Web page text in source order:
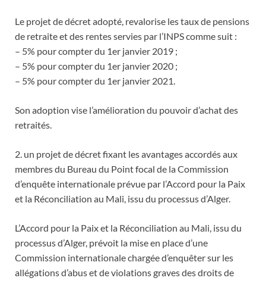
Le projet de décret adopté, revalorise les taux de pensions
de retraite et des rentes servies par l’INPS comme suit :
– 5% pour compter du 1er janvier 2019 ;
– 5% pour compter du 1er janvier 2020 ;
– 5% pour compter du 1er janvier 2021.
Son adoption vise l’amélioration du pouvoir d’achat des
retraités.
2. un projet de décret fixant les avantages accordés aux
membres du Bureau du Point focal de la Commission
d’enquête internationale prévue par l’Accord pour la Paix
et la Réconciliation au Mali, issu du processus d’Alger.
L’Accord pour la Paix et la Réconciliation au Mali, issu du
processus d’Alger, prévoit la mise en place d’une
Commission internationale chargée d’enquêter sur les
allégations d’abus et de violations graves des droits de